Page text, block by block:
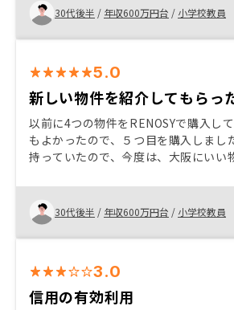
30代後半 / 年収600万円台 / 小学校教員
5.0
新しい物件を紹介してもらっ
以前に4つの物件をRENOSYで購入し
もよかったので、５つ目を購入しまし
持っていたので、今度は、大阪にいい
で、購入しました。ちょうどボーナ
うか検討していたときに、担当の方か
いたので、購入しました。
30代後半 / 年収600万円台 / 小学校教員
3.0
信用の有効利用